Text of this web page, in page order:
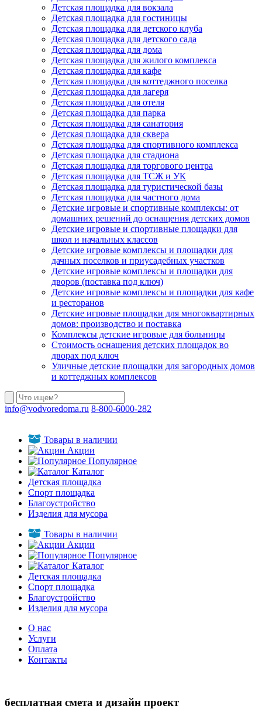
Детская площадка для вокзала
Детская площадка для гостиницы
Детская площадка для детского клуба
Детская площадка для детского сада
Детская площадка для дома
Детская площадка для жилого комплекса
Детская площадка для кафе
Детская площадка для коттеджного поселка
Детская площадка для лагеря
Детская площадка для отеля
Детская площадка для парка
Детская площадка для санатория
Детская площадка для сквера
Детская площадка для спортивного комплекса
Детская площадка для стадиона
Детская площадка для торгового центра
Детская площадка для ТСЖ и УК
Детская площадка для туристической базы
Детская площадка для частного дома
Детские игровые и спортивные комплексы: от
домашних решений до оснащения детских домов
Детские игровые и спортивные площадки для
школ и начальных классов
Детские игровые комплексы и площадки для
дачных поселков и приусадебных участков
Детские игровые комплексы и площадки для
дворов (поставка под ключ)
Детские игровые комплексы и площадки для кафе
и ресторанов
Детские игровые площадки для многоквартирных
домов: производство и поставка
Комплексы детские игровые для больницы
Стоимость оснащения детских площадок во
дворах под ключ
Уличные детские площадки для загородных домов
и коттеджных комплексов
info@vodvoredoma.ru 8-800-6000-282
Товары в наличии
Акции
Популярное
Каталог
Детская площадка
Спорт площадка
Благоустройство
Изделия для мусора
Товары в наличии
Акции
Популярное
Каталог
Детская площадка
Спорт площадка
Благоустройство
Изделия для мусора
О нас
Услуги
Оплата
Контакты
бесплатная смета и дизайн проект